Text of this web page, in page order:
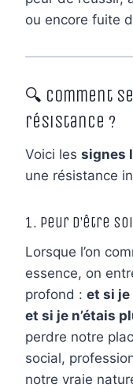
ou encore fuite
🔍 Comment
résistance ?
Voici les signes
une résistance
1. Peur d’être soi
Lorsque l’on
essence, on
profond : et si
et si je n’étais
perdre notre
social,
notre vraie